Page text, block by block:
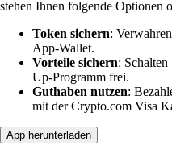
stehen Ihnen folgende Optionen
Token sichern:
App-Wallet.
Vorteile sichern:
Up-Programm frei.
Guthaben nutzen:
mit der Crypto.com Visa
App herunterladen